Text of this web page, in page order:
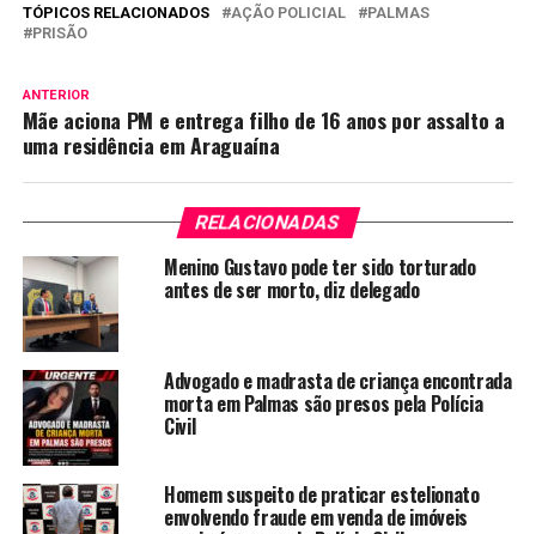
TÓPICOS RELACIONADOS AÇÃO POLICIAL
PALMAS
PRISÃO
ANTERIOR
Mãe aciona PM e entrega filho de 16 anos por assalto a
uma residência em Araguaína
RELACIONADAS
Menino Gustavo pode ter sido torturado
antes de ser morto, diz delegado
Advogado e madrasta de criança encontrada
morta em Palmas são presos pela Polícia
Civil
Homem suspeito de praticar estelionato
envolvendo fraude em venda de imóveis